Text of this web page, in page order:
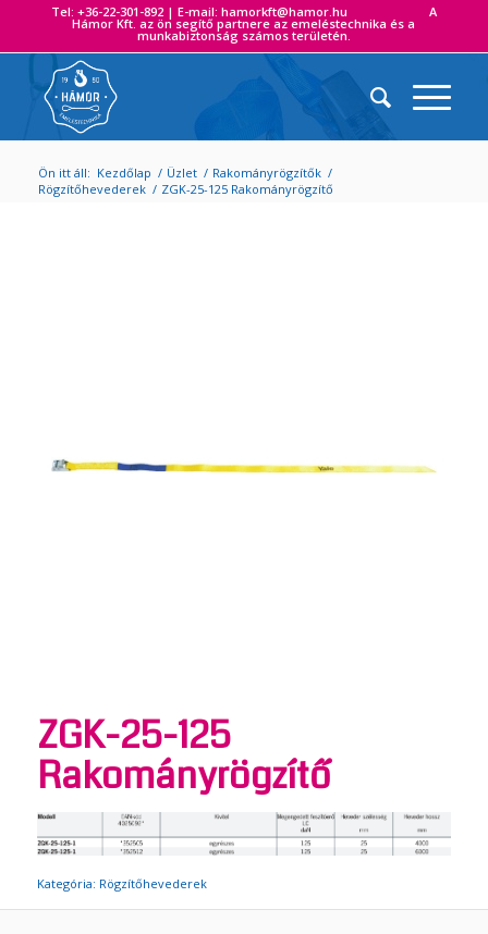
Tel: +36-22-301-892 | E-mail: hamorkft@hamor.hu A
Hámor Kft. az ön segítő partnere az emeléstechnika és a
munkabiztonság számos területén.
Ön itt áll: Kezdőlap / Üzlet / Rakományrögzítők /
Rögzítőhevederek / ZGK-25-125 Rakományrögzítő
ZGK-25-125
Rakományrögzítő
Kategória: Rögzítőhevederek